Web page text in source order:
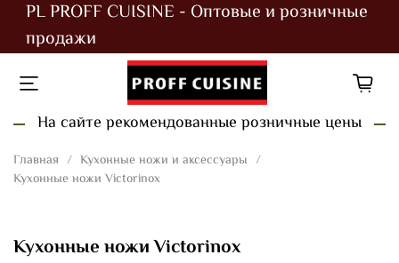
PL PROFF CUISINE - Оптовые и розничные
продажи
На сайте рекомендованные розничные цены
Главная
Кухонные ножи и аксессуары
Кухонные ножи Victorinox
Кухонные ножи Victorinox